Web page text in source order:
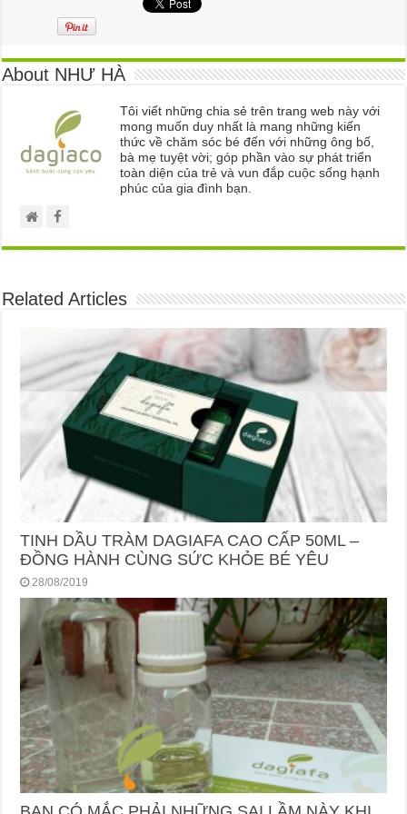
About NHƯ HÀ
Tôi viết những chia sẻ trên trang web này với
mong muốn duy nhất là mang những kiến
thức về chăm sóc bé đến với những ông bố,
bà mẹ tuyệt vời; góp phần vào sự phát triển
toàn diện của trẻ và vun đắp cuộc sống hạnh
phúc của gia đình bạn.
Related Articles
TINH DẦU TRÀM DAGIAFA CAO CẤP 50ML –
ĐỒNG HÀNH CÙNG SỨC KHỎE BÉ YÊU
28/08/2019